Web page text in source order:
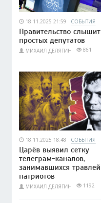
18.11.2025 21:59 СОБЫТИЯ
Правительство слышит
простых депутатов
МИХАИЛ ДЕЛЯГИН 861
18.11.2025 18:48 СОБЫТИЯ
Царёв выявил сетку
телеграм-каналов,
занимавшихся травлей
патриотов
МИХАИЛ ДЕЛЯГИН 1192